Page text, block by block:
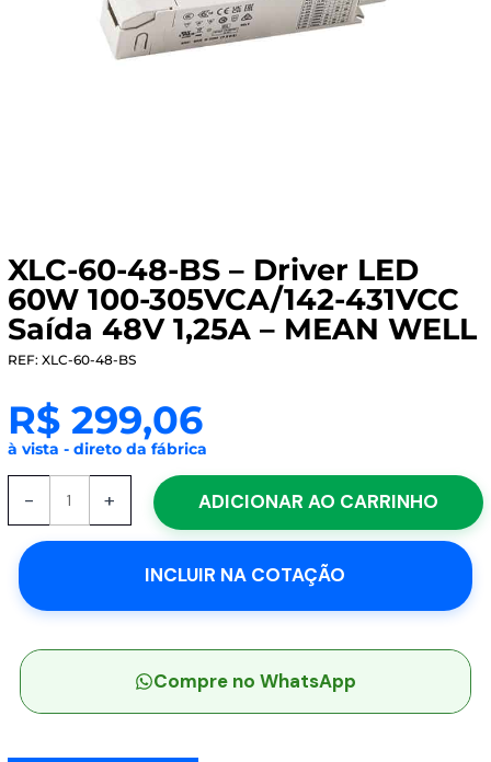
XLC-60-48-BS – Driver LED
60W 100-305VCA/142-431VCC
Saída 48V 1,25A – MEAN WELL
REF: XLC-60-48-BS
R$299,06
à vista - direto da fábrica
-
BS
Driver
60W
305VCA/142-
+ ADICIONAR AO CARRINHO
INCLUIR NA COTAÇÃO
Compre no WhatsApp